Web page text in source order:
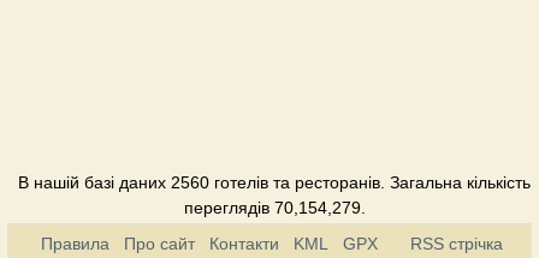
В нашій базі даних 2560 готелів та ресторанів. Загальна кількість
переглядів 70,154,279.
Правила
Про сайт Контакти KML GPX RSS стрічка